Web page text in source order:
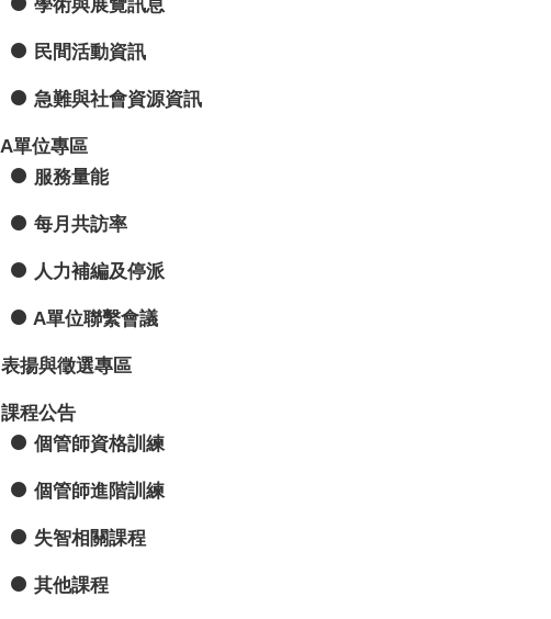
學術與展覽訊息
民間活動資訊
急難與社會資源資訊
A單位專區
服務量能
每月共訪率
人力補編及停派
A單位聯繫會議
表揚與徵選專區
課程公告
個管師資格訓練
個管師進階訓練
失智相關課程
其他課程